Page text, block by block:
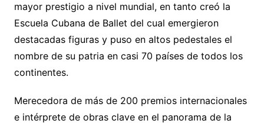
mayor prestigio a nivel mundial, en tanto creó la
Escuela Cubana de Ballet del cual emergieron
destacadas figuras y puso en altos pedestales el
nombre de su patria en casi 70 países de todos los
continentes.
Merecedora de más de 200 premios internacionales
e intérprete de obras clave en el panorama de la